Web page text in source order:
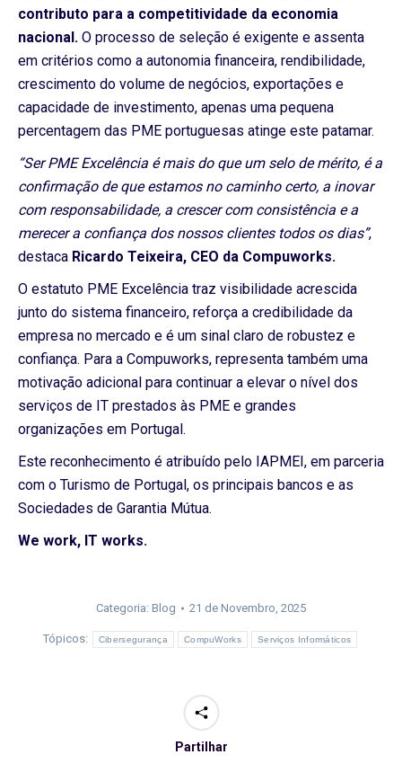
contributo para a competitividade da economia
nacional. O processo de seleção é exigente e assenta
em critérios como a autonomia financeira, rendibilidade,
crescimento do volume de negócios, exportações e
capacidade de investimento, apenas uma pequena
percentagem das PME portuguesas atinge este patamar.
“Ser PME Excelência é mais do que um selo de mérito, é a
confirmação de que estamos no caminho certo, a inovar
com responsabilidade, a crescer com consistência e a
merecer a confiança dos nossos clientes todos os dias”,
destaca Ricardo Teixeira, CEO da Compuworks.
O estatuto PME Excelência traz visibilidade acrescida
junto do sistema financeiro, reforça a credibilidade da
empresa no mercado e é um sinal claro de robustez e
confiança. Para a Compuworks, representa também uma
motivação adicional para continuar a elevar o nível dos
serviços de IT prestados às PME e grandes
organizações em Portugal.
Este reconhecimento é atribuído pelo IAPMEI, em parceria
com o Turismo de Portugal, os principais bancos e as
Sociedades de Garantia Mútua.
We work, IT works.
Categoria: Blog 21 de Novembro, 2025
Tópicos: Cibersegurança CompuWorks Serviços Informáticos
Partilhar